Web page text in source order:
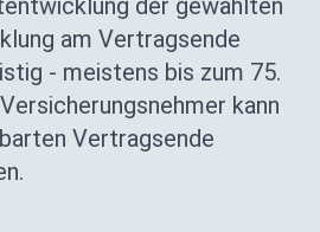
der gewählten
am Vertragsende
- meistens bis zum 75.
kann
Vertragsende